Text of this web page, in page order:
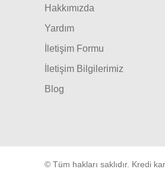
Hakkımızda
Yardım
İletişim Formu
İletişim Bilgilerimiz
Blog
© Tüm hakları saklıdır. Kredi